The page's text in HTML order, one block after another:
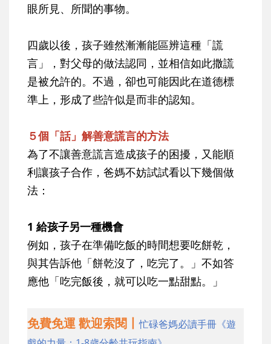
眼所見、所聞的事物。
四歲以後，孩子雖然漸漸能區辨這種「謊
言」，對父母的做法認同，並相信如此撒謊
是被允許的。不過，卻也可能因此在道德標
準上，形成了些許似是而非的認知。
５個「話」解善意謊言的方法
為了不讓善意謊言造成孩子的困擾，又能順
利讓孩子合作，爸媽不妨試試看以下幾個做
法：
1 給孩子另一種機會
例如，孩子在準備吃飯的時間想要吃餅乾，
與其告訴他「餅乾沒了，吃完了。」不如答
應他「吃完飯後，就可以吃一點甜點。」
免費免運 歡迎索閱丨忙碌爸媽必讀手冊《遊